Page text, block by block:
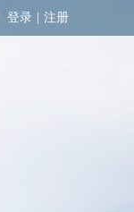
登录 注册